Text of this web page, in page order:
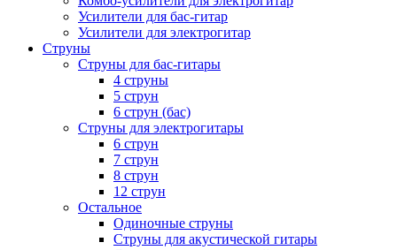
Усилители для бас-гитар
Усилители для электрогитар
Струны
Струны для бас-гитары
4 струны
5 струн
6 струн (бас)
Струны для электрогитары
6 струн
7 струн
8 струн
12 струн
Остальное
Одиночные струны
Струны для акустической гитары